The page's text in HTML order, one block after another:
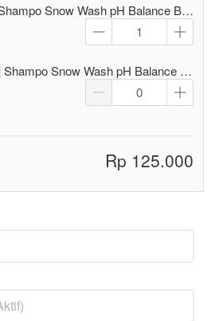
[5 Liter] Shampo Snow Wash pH Balance Bonus Spons 1 Pcs
[20 Liter] Shampo Snow Wash pH Balance Bonus Spons 1 Pcs
Rp 125.000